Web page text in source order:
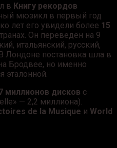
в Книгу рекордов
мюзикл в первый год
лет его увидели более 15
Он переведён на 9
итальянский, русский,
Лондоне постановка шла в
Бродвее, но именно
эталонной.
миллионов дисков с
— 2,2 миллиона).
de la Musique и World